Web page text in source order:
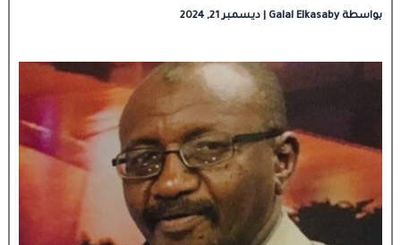
بواسطة Galal Elkasaby ديسمبر 21, 2024